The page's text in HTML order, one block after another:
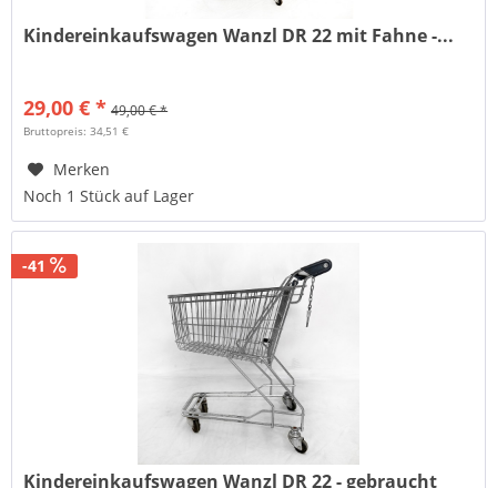
Kindereinkaufswagen Wanzl DR 22 mit Fahne -...
29,00 € * 49,00 € *
Bruttopreis: 34,51 €
Merken
Noch 1 Stück auf Lager
-41
Kindereinkaufswagen Wanzl DR 22 - gebraucht